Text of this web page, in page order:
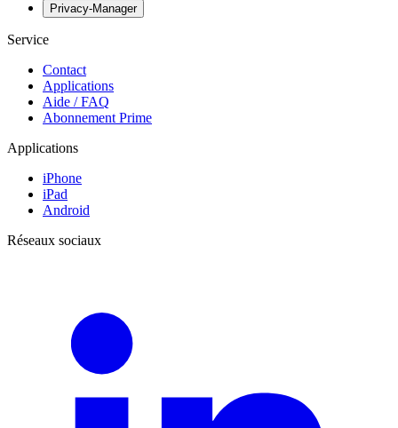
Privacy-Manager
Service
Contact
Applications
Aide / FAQ
Abonnement Prime
Applications
iPhone
iPad
Android
Réseaux sociaux